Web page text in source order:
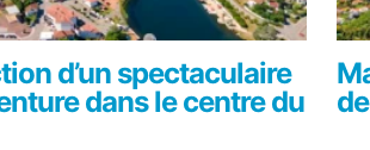
d’un spectaculaire
dans le centre du